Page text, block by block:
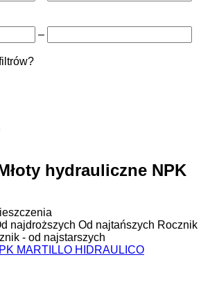
–
hydrauliczne NPK
najdroższych Od najtańszych Rocznik
- od najstarszych